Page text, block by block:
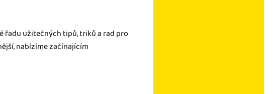
řadu užitečných tipů, triků a rad pro
nabízíme začínajícím